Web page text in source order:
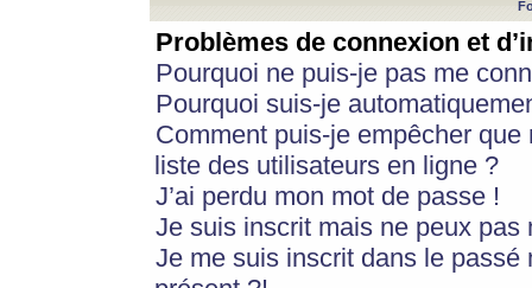
Problèmes de connexion et
Pourquoi ne puis-je pas me
Pourquoi suis-je
Comment puis-je empêcher
liste des utilisateurs en ligne ?
J’ai perdu mon mot de passe !
Je suis inscrit mais ne peux pas
Je me suis inscrit dans le